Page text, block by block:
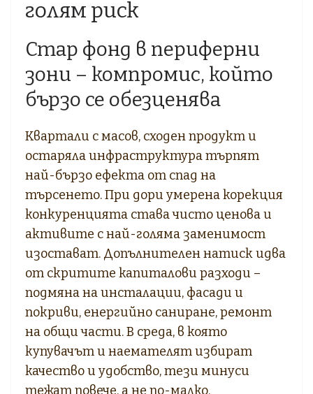
голям риск
Стар фонд в периферни
зони – компромис, който
бързо се обезценява
Квартали с масов, сходен продукт и
остаряла инфраструктура търпят
най-бързо ефекта от спад на
търсенето. При дори умерена корекция
конкуренцията става чисто ценова и
активите с най-голяма заменимост
изостават. Допълнителен натиск идва
от скритите капиталови разходи –
подмяна на инсталации, фасади и
покриви, енергийно саниране, ремонт
на общи части. В среда, в която
купувачът и наемателят избират
качество и удобство, тези минуси
тежат повече, а не по-малко.